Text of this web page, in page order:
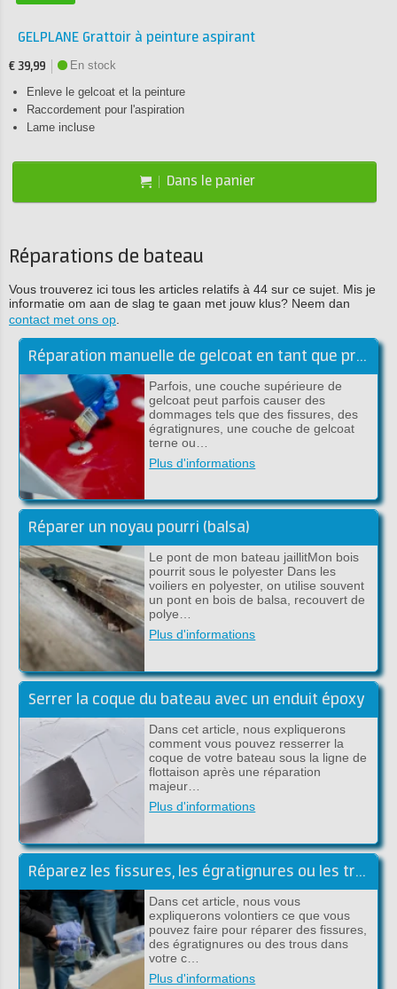
GELPLANE Grattoir à peinture aspirant
€ 39,99
En stock
Enleve le gelcoat et la peinture
Raccordement pour l'aspiration
Lame incluse
Dans le panier
Réparations de bateau
Vous trouverez ici tous les articles relatifs à 44 sur ce sujet. Mis je
informatie om aan de slag te gaan met jouw klus? Neem dan
contact met ons op
Réparation manuelle de gelcoat en tant que professionnel!
Parfois, une couche supérieure de
gelcoat peut parfois causer des
dommages tels que des fissures, des
égratignures, une couche de gelcoat
terne ou…
Plus d'informations
Réparer un noyau pourri (balsa)
Le pont de mon bateau jaillitMon bois
pourrit sous le polyester Dans les
voiliers en polyester, on utilise souvent
un pont en bois de balsa, recouvert de
polye…
Plus d'informations
Serrer la coque du bateau avec un enduit époxy
Dans cet article, nous expliquerons
comment vous pouvez resserrer la
coque de votre bateau sous la ligne de
flottaison après une réparation
majeur…
Plus d'informations
Réparez les fissures, les égratignures ou les trous sous la ligne de flottaison
Dans cet article, nous vous
expliquerons volontiers ce que vous
pouvez faire pour réparer des fissures,
des égratignures ou des trous dans
votre c…
Plus d'informations